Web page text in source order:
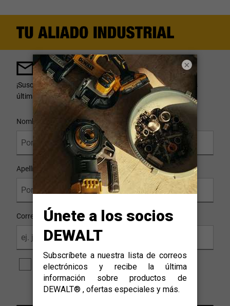
¡Mantente al Día!
¡Suscríbete! Recibe noticias, promociones especiales y las
últimas novedades de DEWALT®
Nombre
Apellido
Correo Electrónico
Sí, me gustaría recibir información de las últimas
novedades y promociones exclusivas por parte del
equipo de DEWALT®.
×